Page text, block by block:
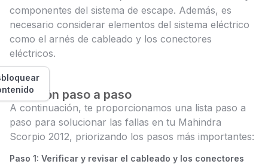
componentes del sistema de escape. Además, es
necesario considerar elementos del sistema eléctrico
como el arnés de cableado y los conectores
eléctricos.
Solución paso a paso
A continuación, te proporcionamos una lista paso a
paso para solucionar las fallas en tu Mahindra
Scorpio 2012, priorizando los pasos más importantes:
Paso 1: Verificar y revisar el cableado y los conectores